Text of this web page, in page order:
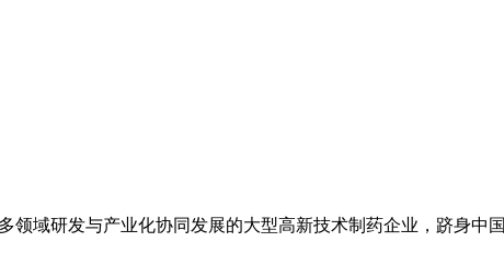
领域研发与产业化协同发展的大型高新技术制药企业，跻身中